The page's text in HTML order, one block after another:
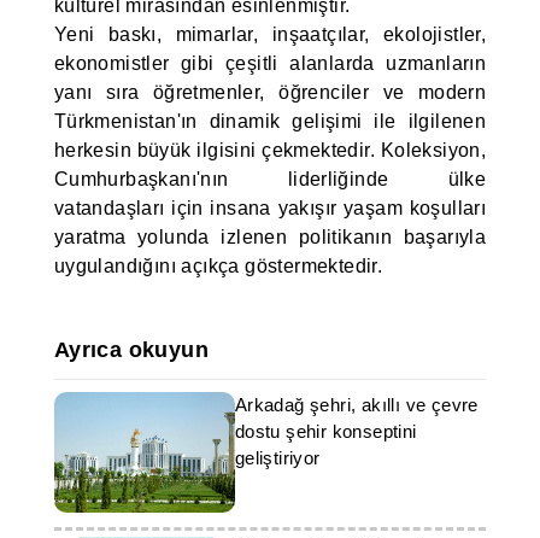
kültürel mirasından esinlenmiştir.
Yeni baskı, mimarlar, inşaatçılar, ekolojistler,
ekonomistler gibi çeşitli alanlarda uzmanların
yanı sıra öğretmenler, öğrenciler ve modern
Türkmenistan'ın dinamik gelişimi ile ilgilenen
herkesin büyük ilgisini çekmektedir. Koleksiyon,
Cumhurbaşkanı'nın liderliğinde ülke
vatandaşları için insana yakışır yaşam koşulları
yaratma yolunda izlenen politikanın başarıyla
uygulandığını açıkça göstermektedir.
Ayrıca okuyun
Arkadağ şehri, akıllı ve çevre
dostu şehir konseptini
geliştiriyor